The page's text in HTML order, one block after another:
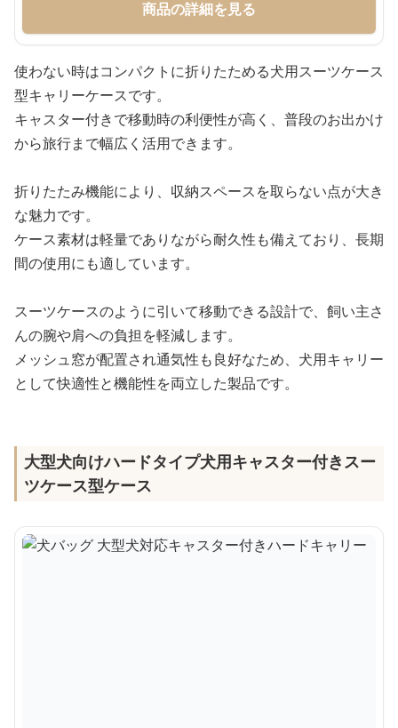
商品の詳細を見る
使わない時はコンパクトに折りたためる犬用スーツケース
型キャリーケースです。
キャスター付きで移動時の利便性が高く、普段のお出かけ
から旅行まで幅広く活用できます。
折りたたみ機能により、収納スペースを取らない点が大き
な魅力です。
ケース素材は軽量でありながら耐久性も備えており、長期
間の使用にも適しています。
スーツケースのように引いて移動できる設計で、飼い主さ
んの腕や肩への負担を軽減します。
メッシュ窓が配置され通気性も良好なため、犬用キャリー
として快適性と機能性を両立した製品です。
大型犬向けハードタイプ犬用キャスター付きスー
ツケース型ケース